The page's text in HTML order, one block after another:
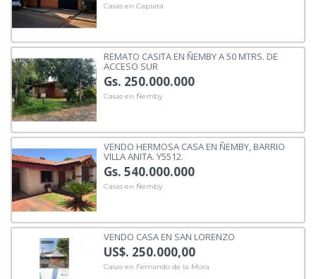
Casas en Capiatá
REMATO CASITA EN ÑEMBY A 50 MTRS. DE
ACCESO SUR
Gs. 250.000.000
Casas en Ñemby
VENDO HERMOSA CASA EN ÑEMBY, BARRIO
VILLA ANITA. Y5512.
Gs. 540.000.000
Casas en Ñemby
VENDO CASA EN SAN LORENZO
US$. 250.000,00
Casas en Fernando de la Mora